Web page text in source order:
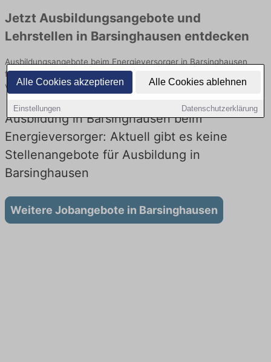
Alle Cookies akzeptieren Alle Cookies ablehnen
Einstellungen Datenschutzerklärung
Jetzt Ausbildungsangebote und
Lehrstellen in Barsinghausen entdecken
Ausbildungsangebote beim Energieversorger in Barsinghausen
finden Sie von namhaften Firmen. Entdecken Sie freie Optionen
von Top-Arbeitgebern und bewerben Sie sich noch heute.
Ausbildung in Barsinghausen beim
Energieversorger: Aktuell gibt es keine
Stellenangebote für Ausbildung in
Barsinghausen
Weitere Jobangebote in Barsinghausen